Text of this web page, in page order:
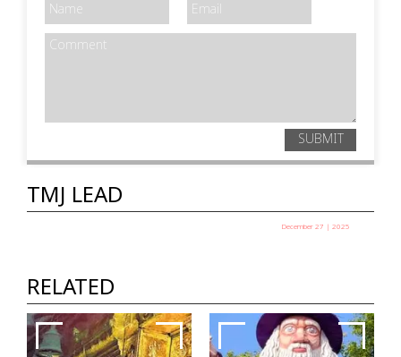
SUBMIT
TMJ LEAD
December 27 | 2025
RELATED